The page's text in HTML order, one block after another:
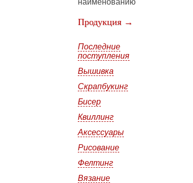
наименованию
Продукция →
Последние
поступления
Вышивка
Скрапбукинг
Бисер
Квиллинг
Аксессуары
Рисование
Фелтинг
Вязание